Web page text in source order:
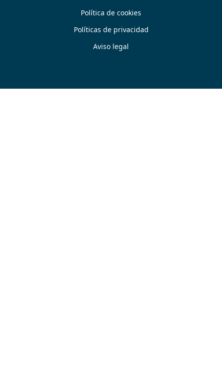
Política de cookies
Políticas de privacidad
Aviso legal